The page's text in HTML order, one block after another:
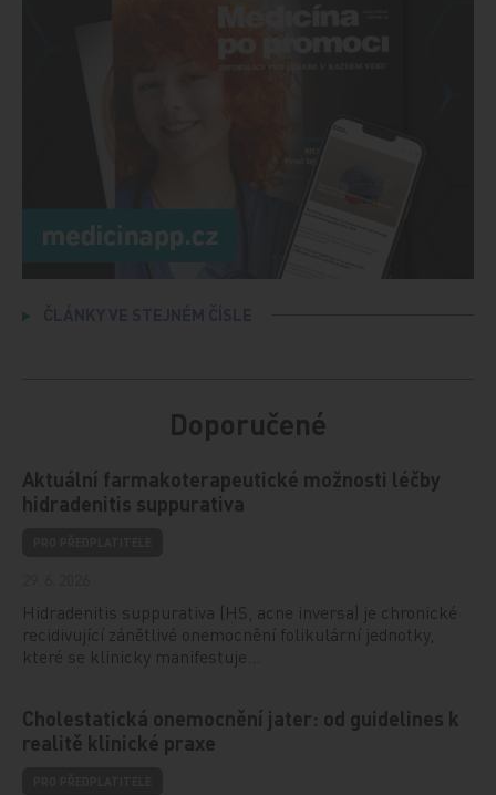
Doporučené
Aktuální farmakoterapeutické možnosti léčby
hidradenitis suppurativa
Hidradenitis suppurativa (HS, acne inversa) je chronické
recidivující zánětlivé onemocnění folikulární jednotky,
které se klinicky manifestuje…
Cholestatická onemocnění jater: od guidelines k
realitě klinické praxe